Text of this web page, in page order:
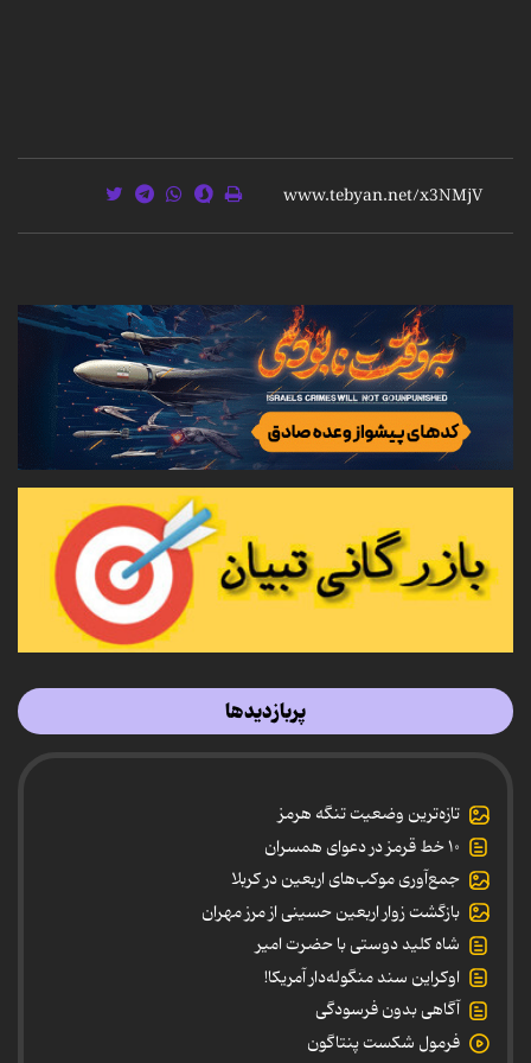
پربازدیدها
تازه‌ترین وضعیت تنگه هرمز
۱۰ خط قرمز در دعوای همسران
جمع‌آوری موکب‌های اربعین در کربلا
بازگشت زوار اربعین حسینی از مرز مهران
شاه کلید دوستی با حضرت امیر
اوکراین سند منگوله‌دار آمریکا!
آگاهی بدون فرسودگی
فرمول شکست پنتاگون